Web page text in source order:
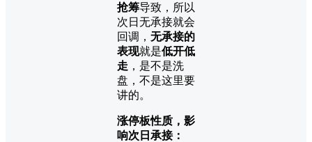
抢筹导致，所以
次日无承接就会
回调， 无承接的
表现就是低开低
走 ，是不是洗
盘，不是这里要
讲的。
涨停板性质，影
响次日承接：